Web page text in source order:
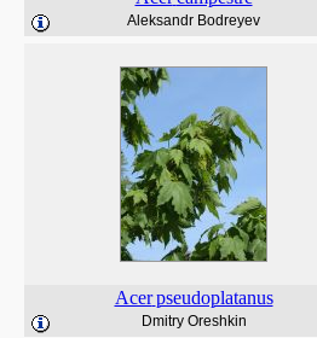
Aleksandr Bodreyev
Acer pseudoplatanus
Dmitry Oreshkin